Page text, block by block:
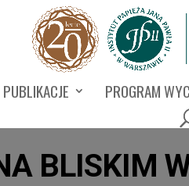
PUBLIKACJE PROGRAM
BLISKIM